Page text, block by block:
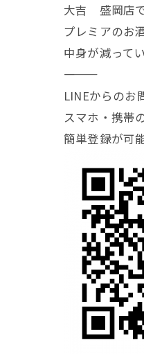
大吉 盛岡店
プレミアのお
中身が減って
―――――――
LINEからのお
スマホ・携帯
簡単登録が可